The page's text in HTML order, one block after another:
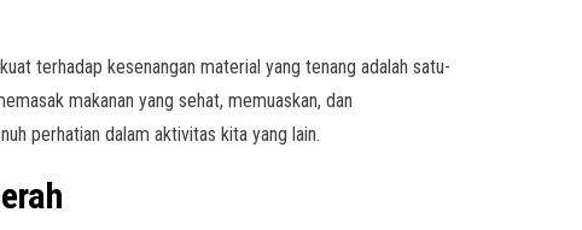
terhadap kesenangan material yang tenang adalah satu-
makanan yang sehat, memuaskan, dan
perhatian dalam aktivitas kita yang lain.